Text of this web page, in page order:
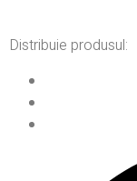
Distribuie produsul: